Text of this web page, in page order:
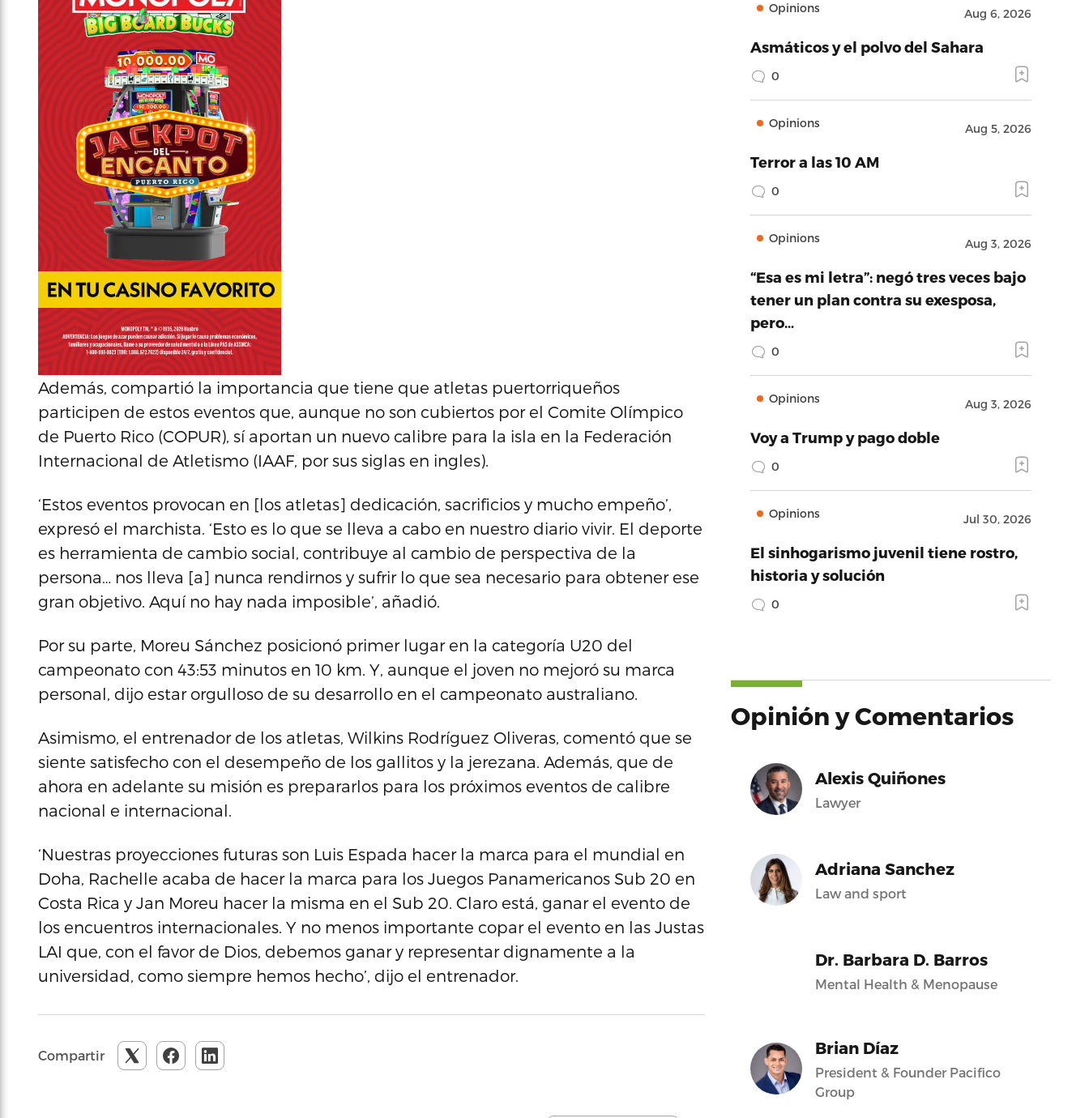
Además, compartió la importancia que tiene que atletas puertorriqueños
participen de estos eventos que, aunque no son cubiertos por el Comite Olímpico
de Puerto Rico (COPUR), sí aportan un nuevo calibre para la isla en la Federación
Internacional de Atletismo (IAAF, por sus siglas en ingles).
‘Estos eventos provocan en [los atletas] dedicación, sacrificios y mucho empeño’,
expresó el marchista. ‘Esto es lo que se lleva a cabo en nuestro diario vivir. El deporte
es herramienta de cambio social, contribuye al cambio de perspectiva de la
persona… nos lleva [a] nunca rendirnos y sufrir lo que sea necesario para obtener ese
gran objetivo. Aquí no hay nada imposible’, añadió.
Por su parte, Moreu Sánchez posicionó primer lugar en la categoría U20 del
campeonato con 43:53 minutos en 10 km. Y, aunque el joven no mejoró su marca
personal, dijo estar orgulloso de su desarrollo en el campeonato australiano.
Asimismo, el entrenador de los atletas, Wilkins Rodríguez Oliveras, comentó que se
siente satisfecho con el desempeño de los gallitos y la jerezana. Además, que de
ahora en adelante su misión es prepararlos para los próximos eventos de calibre
nacional e internacional.
‘Nuestras proyecciones futuras son Luis Espada hacer la marca para el mundial en
Doha, Rachelle acaba de hacer la marca para los Juegos Panamericanos Sub 20 en
Costa Rica y Jan Moreu hacer la misma en el Sub 20. Claro está, ganar el evento de
los encuentros internacionales. Y no menos importante copar el evento en las Justas
LAI que, con el favor de Dios, debemos ganar y representar dignamente a la
universidad, como siempre hemos hecho’, dijo el entrenador.
Compartir
Opinions Aug 6, 2026
Asmáticos y el polvo del Sahara
0
Opinions Aug 5, 2026
Terror a las 10 AM
0
Opinions Aug 3, 2026
“Esa es mi letra”: negó tres veces bajo
tener un plan contra su exesposa,
pero…
0
Opinions Aug 3, 2026
Voy a Trump y pago doble
0
Opinions Jul 30, 2026
El sinhogarismo juvenil tiene rostro,
historia y solución
0
Opinión y Comentarios
Alexis Quiñones
Lawyer
Adriana Sanchez
Law and sport
Dr. Barbara D. Barros
Mental Health & Menopause
Brian Díaz
President & Founder Pacifico
Group